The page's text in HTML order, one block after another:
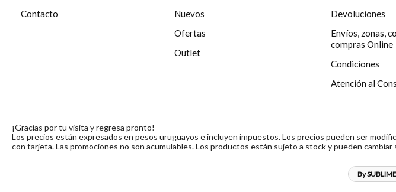
Contacto
Nuevos
Ofertas
Outlet
Devoluciones
Envíos, zonas,
compras Online
Condiciones
Atención al
¡Gracias por tu visita y regresa pronto!
Los precios están expresados en pesos uruguayos e incluyen impuestos. Los precios pueden ser
con tarjeta. Las promociones no son acumulables. Los productos están sujeto a stock y pueden
By